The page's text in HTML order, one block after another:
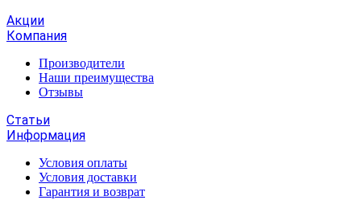
Акции
Компания
Производители
Наши преимущества
Отзывы
Статьи
Информация
Условия оплаты
Условия доставки
Гарантия и возврат